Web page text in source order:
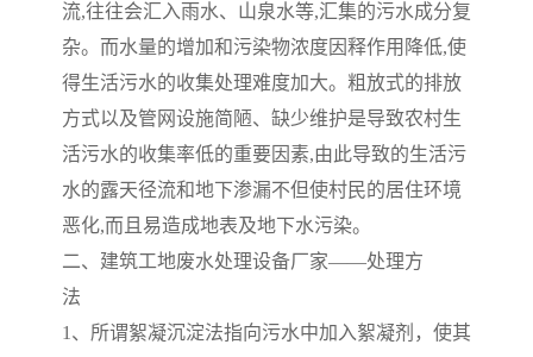
流,往往会汇入雨水、山泉水等,汇集的污水成分复
杂。而水量的增加和污染物浓度因释作用降低,使
得生活污水的收集处理难度加大。粗放式的排放
方式以及管网设施简陋、缺少维护是导致农村生
活污水的收集率低的重要因素,由此导致的生活污
水的露天径流和地下渗漏不但使村民的居住环境
恶化,而且易造成地表及地下水污染。
二、 建筑工地废水处理设备厂家——处理方
法
1 、所谓絮凝沉淀法指向污水中加入絮凝剂，使其
污水提升泵站 口腔科污水处理设备
风景区生活污水处理一体
化设备
一体化污水处理设备
无动力一体化污水处理设 服务区一体化污水处理设
备
成套生活污水处理设备 小型污水处理设备
肉制品加工污水处理设备 农村一体化污水处理设备